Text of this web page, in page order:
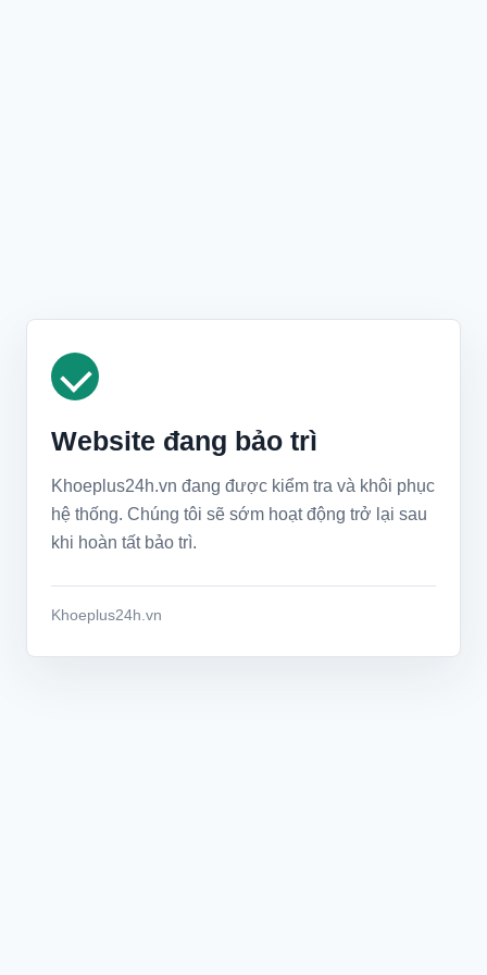
Website đang bảo trì
Khoeplus24h.vn đang được kiểm tra và khôi phục
hệ thống. Chúng tôi sẽ sớm hoạt động trở lại sau
khi hoàn tất bảo trì.
Khoeplus24h.vn